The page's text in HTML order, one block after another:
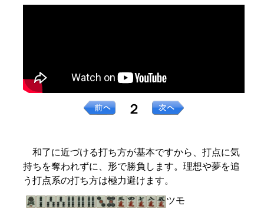
２
和了に近づける打ち方が基本ですから、打点に気
持ちを奪われずに、形で勝負します。理想や夢を追
う打点系の打ち方は極力避けます。
ツモ